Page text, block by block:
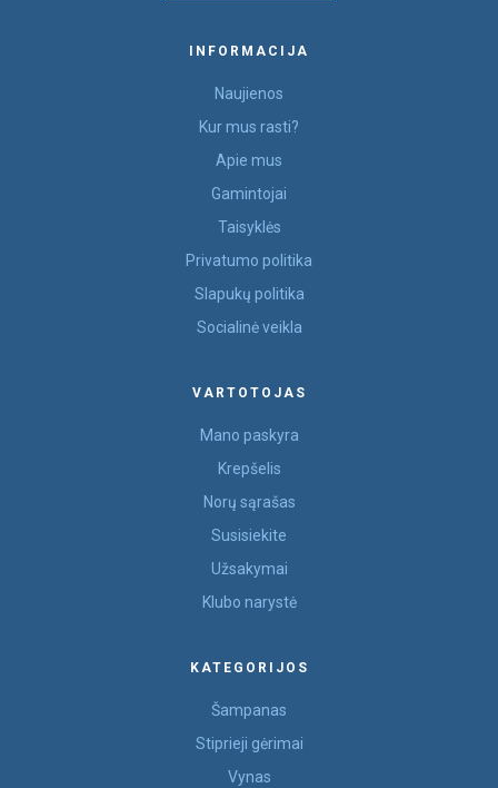
INFORMACIJA
Naujienos
Kur mus rasti?
Apie mus
Gamintojai
Taisyklės
Privatumo politika
Slapukų politika
Socialinė veikla
VARTOTOJAS
Mano paskyra
Krepšelis
Norų sąrašas
Susisiekite
Užsakymai
Klubo narystė
KATEGORIJOS
Šampanas
Stiprieji gėrimai
Vynas